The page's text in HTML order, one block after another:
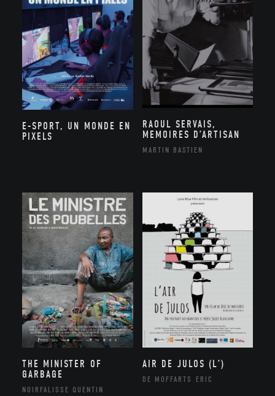
E-SPORT, UN MONDE EN
PIXELS
RAOUL SERVAIS,
MEMOIRES D’ARTISAN
MARTIN BASTIEN
THE MINISTER OF
GARBAGE
NOIRFALISSE QUENTIN
AIR DE JULOS (L’)
DE MOFFARTS ERIC